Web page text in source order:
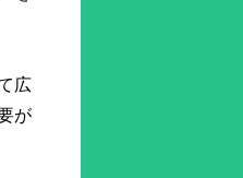
広
が